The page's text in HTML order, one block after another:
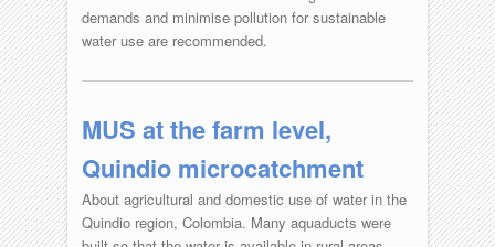
demands and minimise pollution for sustainable
water use are recommended.
MUS at the farm level,
Quindio microcatchment
About agricultural and domestic use of water in the
Quindio region, Colombia. Many aquaducts were